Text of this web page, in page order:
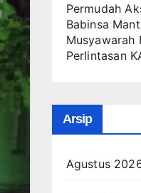
Permudah
Babinsa
Musyawarah
Perlintasan
Arsip
Agustus